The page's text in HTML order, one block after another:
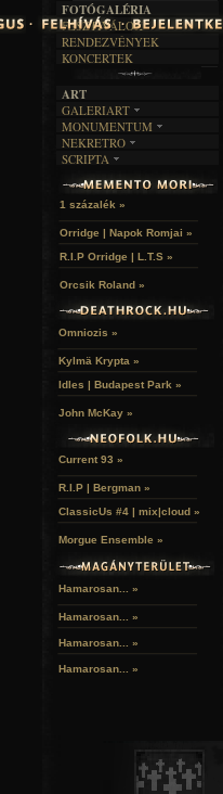
FOTÓGALÉRIA
FESZTIVÁLOK
RENDEZVÉNYEK
KONCERTEK
ART
GALERIART
ARTGALERI
KÉPREGÉNYEK
LAKÁSKULTS
MONUMENTUM
TEMETŐK
TEMPLOMOK
VÁRAK
HELYEK
NEKRETRO
SZUBKULT
FEKETE LYUK
RELIKVIÁK
SCRIPTA
NOVELLÁK
VERSEK
1 százalék »
Orridge | Napok Romjai »
R.I.P Orridge | L.T.S »
Orcsik Roland »
Omniozis »
Kylmä Krypta »
Idles | Budapest Park »
John McKay »
Current 93 »
R.I.P | Bergman »
ClassicUs #4 | mix|cloud »
Morgue Ensemble »
Hamarosan... »
Hamarosan... »
Hamarosan... »
Hamarosan... »